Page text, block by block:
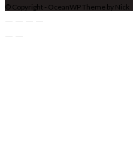
© Copyright - OceanWP Theme by Nick